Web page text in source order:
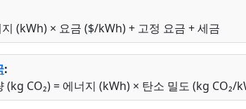
(kWh) × 요금 ($/kWh) + 고정 요금 + 세금
:
(kg CO₂) = 에너지 (kWh) × 탄소 밀도 (kg CO₂/